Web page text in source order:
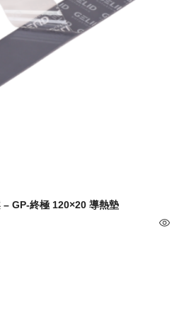
GP-終極 120×20 導熱墊